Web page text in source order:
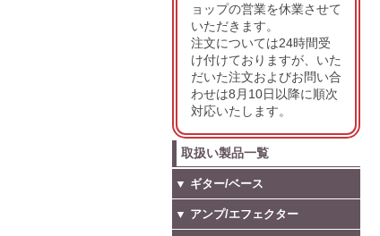
ョップの営業を休業させて
いただきます。
注文については24時間受
け付けておりますが、いた
だいた注文およびお問い合
わせは8月10日以降に順次
対応いたします。
取扱い製品一覧
▼ ギター/ベース
▼ アンプ/エフェクター